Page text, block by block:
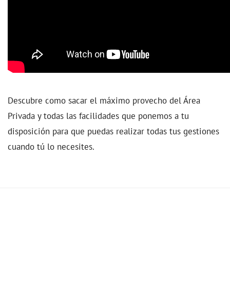
Descubre como sacar el máximo provecho del Área
Privada y todas las facilidades que ponemos a tu
disposición para que puedas realizar todas tus gestiones
cuando tú lo necesites.